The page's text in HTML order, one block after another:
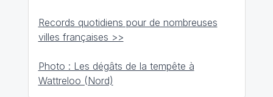
Records quotidiens pour de nombreuses
villes françaises >>
Photo : Les dégâts de la tempête à
Wattreloo (Nord)